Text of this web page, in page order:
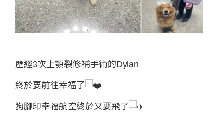
歷經3次上顎裂修補手術的Dylan
終於要前往幸福了
狗腳印幸福航空終於又要飛了